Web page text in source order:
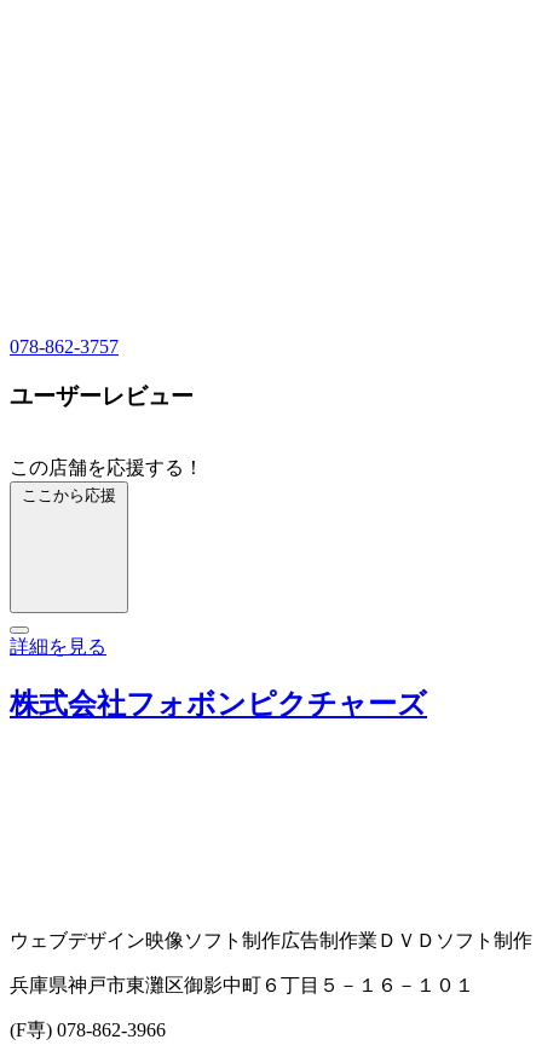
078-862-3757
ユーザーレビュー
この店舗を応援する！
ここから応援
詳細を見る
株式会社フォボンピクチャーズ
ウェブデザイン映像ソフト制作広告制作業 ＤＶＤソフト制作
兵庫県神戸市東灘区御影中町６丁目５－１６－１０１
(F専) 078-862-3966